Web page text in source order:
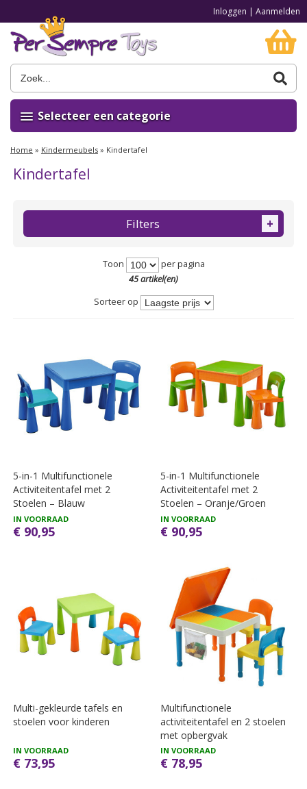
Inloggen | Aanmelden
Selecteer een categorie
Home » Kindermeubels » Kindertafel
Kindertafel
Filters +
Toon
per pagina
45 artikel(en)
Sorteer op
5-in-1 Multifunctionele
Activiteitentafel met 2
Stoelen – Blauw
IN VOORRAAD
€ 90,95
5-in-1 Multifunctionele
Activiteitentafel met 2
Stoelen – Oranje/Groen
IN VOORRAAD
€ 90,95
Multi-gekleurde tafels en
stoelen voor kinderen
IN VOORRAAD
€ 73,95
Multifunctionele
activiteitentafel en 2 stoelen
met opbergvak
IN VOORRAAD
€ 78,95